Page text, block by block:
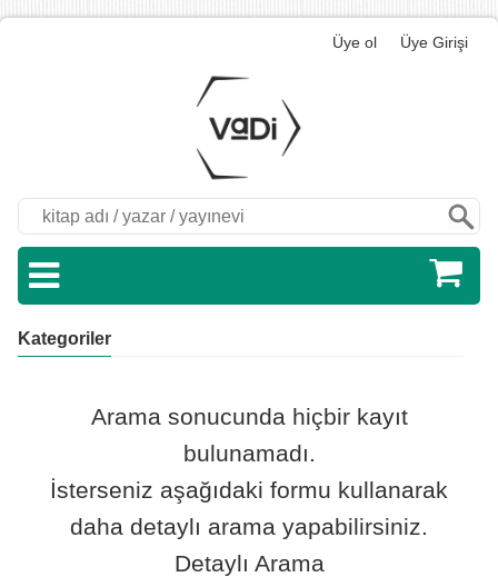
Üye ol Üye Girişi
Kategoriler
Arama sonucunda hiçbir kayıt
bulunamadı.
İsterseniz aşağıdaki formu kullanarak
daha detaylı arama yapabilirsiniz.
Detaylı Arama